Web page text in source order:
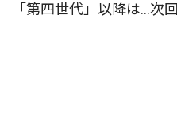
「第四世代」以降は…次